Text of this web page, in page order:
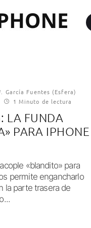
García Fuentes (Esfera)
1 Minuto de lectura
LA FUNDA
PARA IPHONE
«blandito» para
permite engancharlo
la parte trasera de